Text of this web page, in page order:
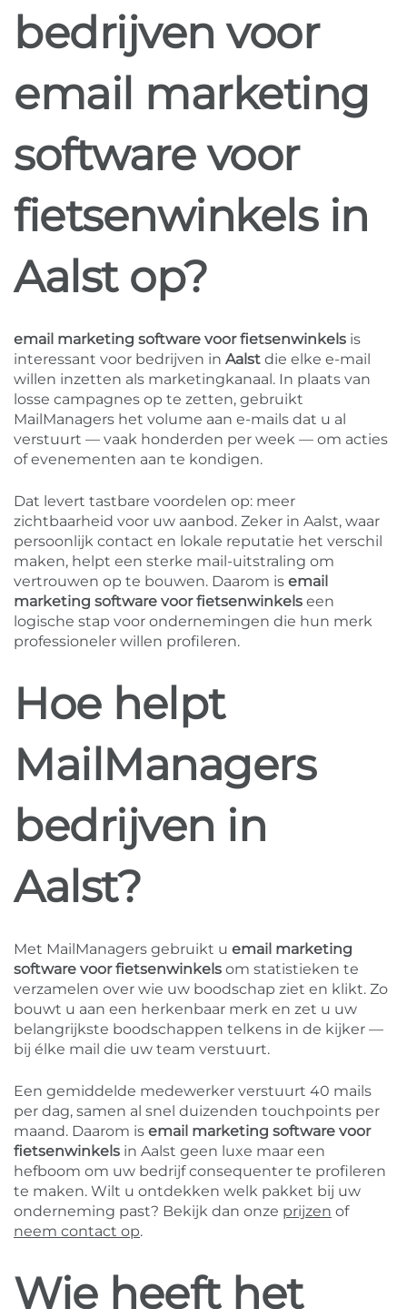
bedrijven voor
email marketing
software voor
fietsenwinkels in
Aalst op?
email marketing software voor fietsenwinkels is
interessant voor bedrijven in Aalst die elke e-mail
willen inzetten als marketingkanaal. In plaats van
losse campagnes op te zetten, gebruikt
MailManagers het volume aan e-mails dat u al
verstuurt — vaak honderden per week — om acties
of evenementen aan te kondigen.
Dat levert tastbare voordelen op: meer
zichtbaarheid voor uw aanbod. Zeker in Aalst, waar
persoonlijk contact en lokale reputatie het verschil
maken, helpt een sterke mail-uitstraling om
vertrouwen op te bouwen. Daarom is email
marketing software voor fietsenwinkels een
logische stap voor ondernemingen die hun merk
professioneler willen profileren.
Hoe helpt
MailManagers
bedrijven in
Aalst?
Met MailManagers gebruikt u email marketing
software voor fietsenwinkels om statistieken te
verzamelen over wie uw boodschap ziet en klikt. Zo
bouwt u aan een herkenbaar merk en zet u uw
belangrijkste boodschappen telkens in de kijker —
bij élke mail die uw team verstuurt.
Een gemiddelde medewerker verstuurt 40 mails
per dag, samen al snel duizenden touchpoints per
maand. Daarom is email marketing software voor
fietsenwinkels in Aalst geen luxe maar een
hefboom om uw bedrijf consequenter te profileren
te maken. Wilt u ontdekken welk pakket bij uw
onderneming past? Bekijk dan onze prijzen of
neem contact op.
Wie heeft het